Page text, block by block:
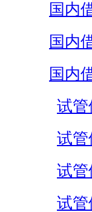
国内
国内
国内
试管
试管
试管
试管